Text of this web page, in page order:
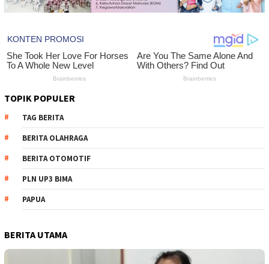
TOPIK POPULER
TAG BERITA
BERITA OLAHRAGA
BERITA OTOMOTIF
PLN UP3 BIMA
PAPUA
BERITA UTAMA